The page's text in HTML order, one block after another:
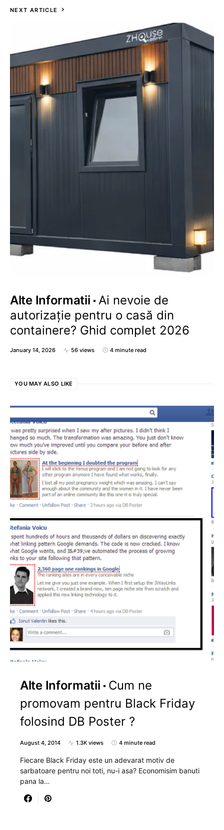
NEXT ARTICLE
Alte Informatii Ai nevoie de
autorizație pentru o casă din
containere? Ghid complet 2026
January 14, 2026 56 views 4 minute read
YOU MAY ALSO LIKE
Alte Informatii
Cum ne
promovam pentru Black Friday
folosind DB Poster ?
August 4, 2014 1.3K views 4 minute read
Fiecare Black Friday este un adevarat motiv de
sarbatoare pentru noi toti, nu-i asa? Economisim banuti
pana la…